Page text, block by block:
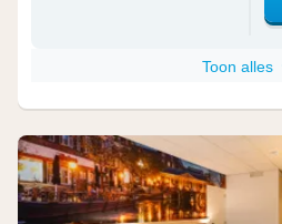
Toon alles